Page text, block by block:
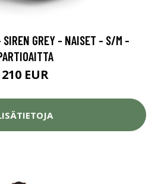
SIREN GREY - NAISET - S/M -
210 EUR